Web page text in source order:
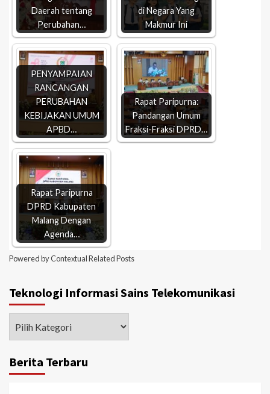
Daerah tentang
Perubahan…
di Negara Yang
Makmur Ini
PENYAMPAIAN
RANCANGAN
PERUBAHAN
KEBIJAKAN UMUM
APBD…
Rapat Paripurna:
Pandangan Umum
Fraksi-Fraksi DPRD…
Rapat Paripurna
DPRD Kabupaten
Malang Dengan
Agenda…
Powered byContextual Related Posts
Teknologi Informasi Sains Telekomunikasi
Berita Terbaru